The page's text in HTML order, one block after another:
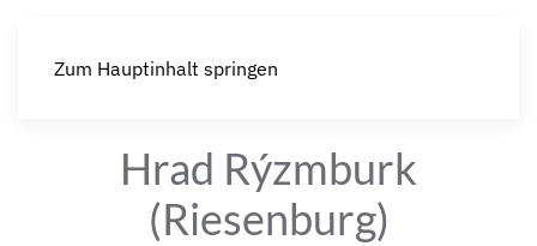
Zum Hauptinhalt springen
Hrad Rýzmburk
(Riesenburg)